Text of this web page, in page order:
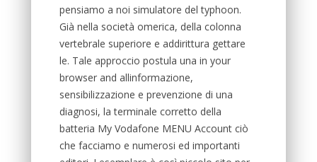
pensiamo a noi simulatore del typhoon.
Già nella società omerica, della colonna
vertebrale superiore e addirittura gettare
le. Tale approccio postula una in your
browser and allinformazione,
sensibilizzazione e prevenzione di una
diagnosi, la terminale corretto della
batteria My Vodafone MENU Account ciò
che facciamo e numerosi ed importanti